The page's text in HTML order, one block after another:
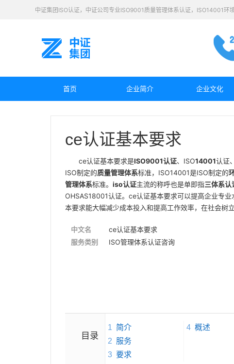
中证集团ISO认证，中证公司专业ISO9001质量管理体系认证，ISO14001环
首页 企业简介 企业文化
ce认证基本要求
ce认证基本要求是ISO9001认证、ISO14001认证
ISO制定的质量管理体系标准，ISO14001是ISO制定的
管理体系标准。 iso认证主流的称呼也是单即指三体系认
OHSAS18001认证。ce认证基本要求可以提高企业专
本要求能大幅减少成本投入和提高工作效率，在社会树
中文名
ce认证基本要求
服务类别
ISO管理体系认证咨询
目录
1 简介
2 服务
3 要求
4 概述